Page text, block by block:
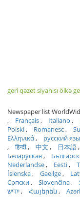
geri qəzet siyahısı ölkə
Newspaper list
Français
Italiano
Polski
Romanesc
Ελληνικά
русский
हिन्दी
中文 日本語
Беларуская
Nederlandse
Eesti
Íslenska
Gaeilge
Српски
Slovenčina
ייִדיש
Հայերեն